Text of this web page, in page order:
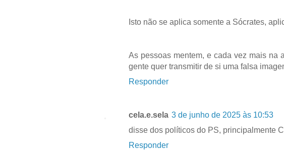
Isto não se aplica somente a Sócrates,
As pessoas mentem, e cada vez mais na
gente quer transmitir de si uma falsa
Responder
cela.e.sela 3 de junho de 2025 às 10:53
disse dos políticos do PS, principalmente
Responder